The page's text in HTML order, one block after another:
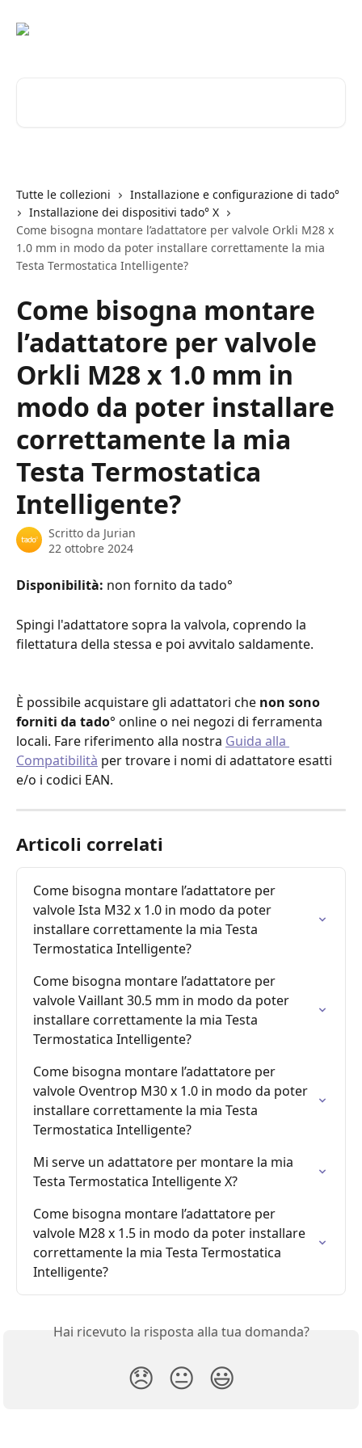
Tutte le collezioni
Installazione e configurazione di tado°
Installazione dei dispositivi tado° X
Come bisogna montare l’adattatore per valvole Orkli M28 x
1.0 mm in modo da poter installare correttamente la mia
Testa Termostatica Intelligente?
Come bisogna montare
l’adattatore per valvole
Orkli M28 x 1.0 mm in
modo da poter installare
correttamente la mia
Testa Termostatica
Intelligente?
Scritto da Jurian
22 ottobre 2024
Disponibilità: non fornito da tado°
Spingi l'adattatore sopra la valvola, coprendo la
filettatura della stessa e poi avvitalo saldamente.
È possibile acquistare gli adattatori che non sono
forniti da tado° online o nei negozi di ferramenta
locali. Fare riferimento alla nostra Guida alla
Compatibilità per trovare i nomi di adattatore esatti
e/o i codici EAN.
Articoli correlati
Come bisogna montare l’adattatore per
valvole Ista M32 x 1.0 in modo da poter
installare correttamente la mia Testa
Termostatica Intelligente?
Come bisogna montare l’adattatore per
valvole Vaillant 30.5 mm in modo da poter
installare correttamente la mia Testa
Termostatica Intelligente?
Come bisogna montare l’adattatore per
valvole Oventrop M30 x 1.0 in modo da poter
installare correttamente la mia Testa
Termostatica Intelligente?
Mi serve un adattatore per montare la mia
Testa Termostatica Intelligente X?
Come bisogna montare l’adattatore per
valvole M28 x 1.5 in modo da poter installare
correttamente la mia Testa Termostatica
Intelligente?
Hai ricevuto la risposta alla tua domanda?
😞 😐 😃